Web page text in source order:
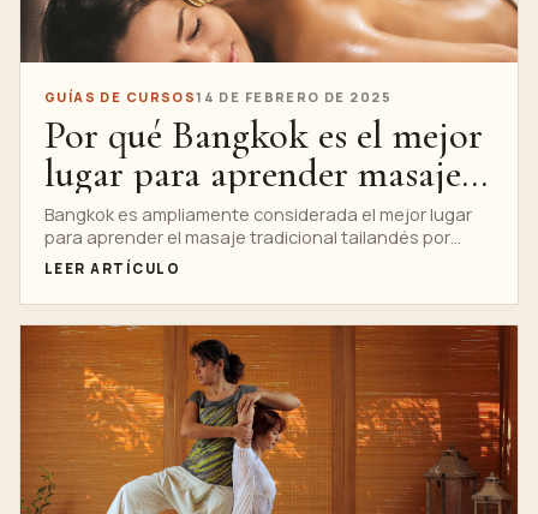
GUÍAS DE CURSOS14 DE FEBRERO DE 2025
Por qué Bangkok es el mejor
lugar para aprender masaje
tradicional tailandés
Bangkok es ampliamente considerada el mejor lugar
para aprender el masaje tradicional tailandés por
varias razones. He aquí por qué...
LEER ARTÍCULO